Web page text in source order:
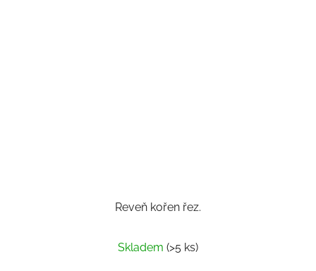
Reveň kořen řez.
Skladem (>5 ks)